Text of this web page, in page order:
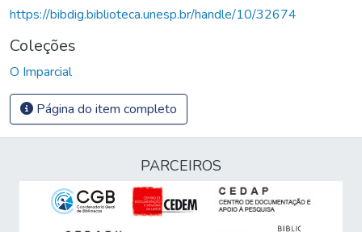
https://bibdig.biblioteca.unesp.br/handle/10/32674
Coleções
O Imparcial
Página do item completo
PARCEIROS